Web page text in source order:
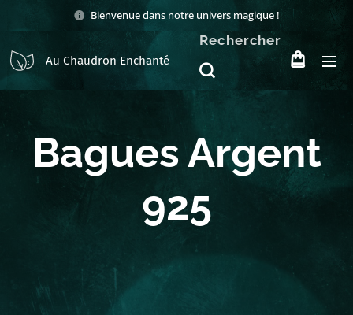
Bienvenue dans notre univers magique !
Au Chaudron Enchanté
Rechercher
Bagues Argent
925